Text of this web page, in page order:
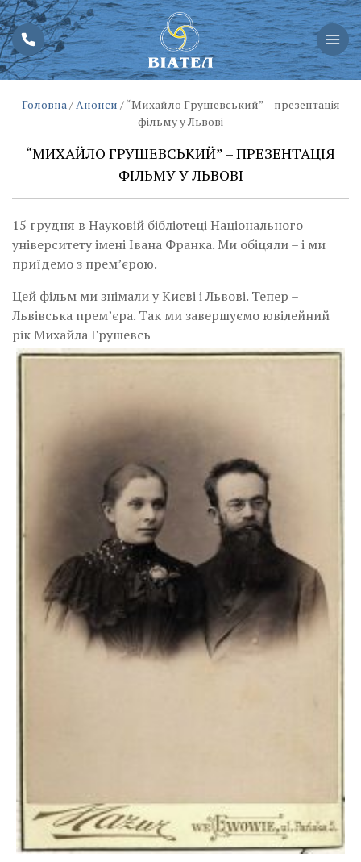
Головна / Анонси /“Михайло Грушевський” – презентація
фільму у Львові
“МИХАЙЛО ГРУШЕВСЬКИЙ” – ПРЕЗЕНТАЦІЯ
ФІЛЬМУ У ЛЬВОВІ
15 грудня в Науковій бібліотеці Національного
університету імені Івана Франка. Ми обіцяли – і ми
приїдемо з прем’єрою.
Цей фільм ми знімали у Києві і Львові. Тепер –
Львівська прем’єра. Так ми завершуємо ювілейний
рік Михайла Грушевсь